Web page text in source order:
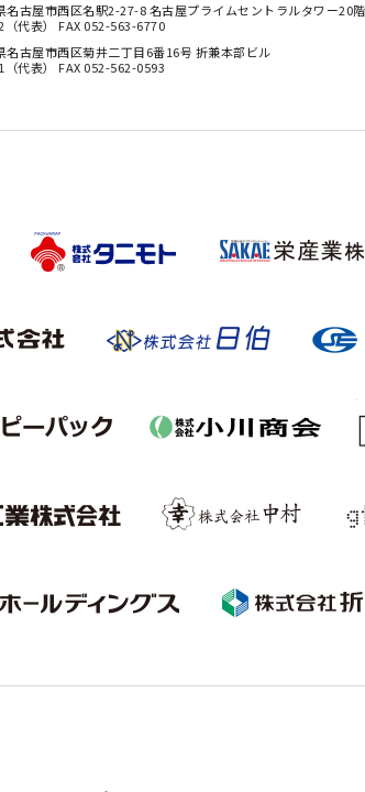
名古屋市西区名駅2-27-8 名古屋プライムセントラルタワー20階
代表） FAX 052-563-6770
名古屋市西区菊井二丁目6番16号 折兼本部ビル
代表） FAX 052-562-0593